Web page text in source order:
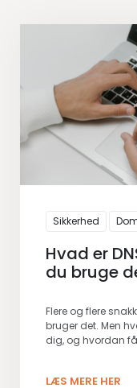
Sikkerhed
Hvad er
du bruge
Flere og flere
bruger det. Men
dig, og hvordan
LÆS MERE HER